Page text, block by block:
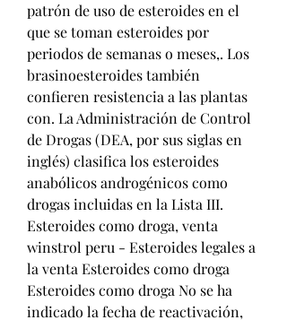
patrón de uso de esteroides en el
que se toman esteroides por
periodos de semanas o meses,. Los
brasinoesteroides también
confieren resistencia a las plantas
con. La Administración de Control
de Drogas (DEA, por sus siglas en
inglés) clasifica los esteroides
anabólicos androgénicos como
drogas incluidas en la Lista III.
Esteroides como droga, venta
winstrol peru - Esteroides legales a
la venta Esteroides como droga
Esteroides como droga No se ha
indicado la fecha de reactivación,